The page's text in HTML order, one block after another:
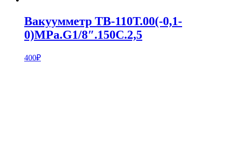
Вакуумметр ТВ-110Т.00(-0,1-
0)MPa.G1/8″.150С.2,5
400₽